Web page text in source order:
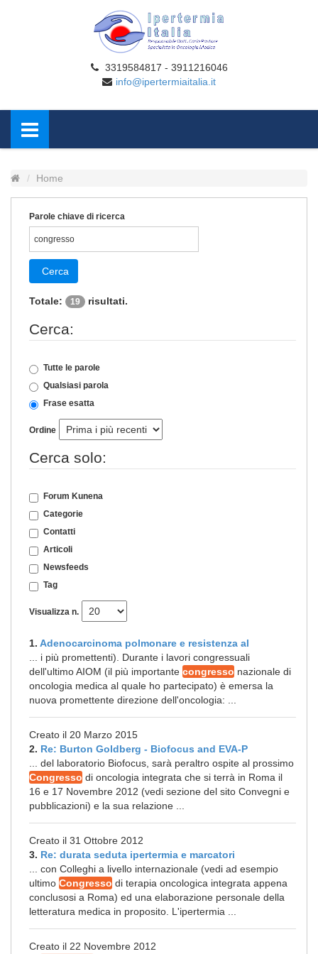
3319584817 - 3911216046
info@ipertermiaitalia.it
Home
Parole chiave di ricerca
Cerca
Totale: 19 risultati.
Cerca:
Tutte le parole
Qualsiasi parola
Frase esatta
Ordine
Cerca solo:
Forum Kunena
Categorie
Contatti
Articoli
Newsfeeds
Tag
Visualizza n.
1. Adenocarcinoma polmonare e resistenza al
... i più promettenti). Durante i lavori congressuali
dell'ultimo AIOM (il più importante congresso nazionale di
oncologia medica al quale ho partecipato) è emersa la
nuova promettente direzione dell'oncologia: ...
Creato il 20 Marzo 2015
2. Re: Burton Goldberg - Biofocus and EVA-P
... del laboratorio Biofocus, sarà peraltro ospite al prossimo
Congresso di oncologia integrata che si terrà in Roma il
16 e 17 Novembre 2012 (vedi sezione del sito Convegni e
pubblicazioni) e la sua relazione ...
Creato il 31 Ottobre 2012
3. Re: durata seduta ipertermia e marcatori
... con Colleghi a livello internazionale (vedi ad esempio
ultimo Congresso di terapia oncologica integrata appena
conclusosi a Roma) ed una elaborazione personale della
letteratura medica in proposito. L'ipertermia ...
Creato il 22 Novembre 2012